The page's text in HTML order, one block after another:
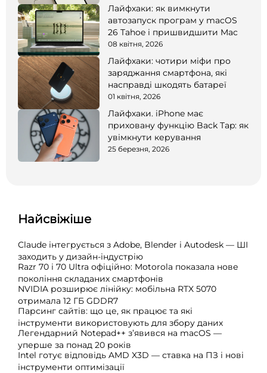
Лайфхаки: як вимкнути
автозапуск програм у macOS
26 Tahoe і пришвидшити Mac
08 квітня, 2026
Лайфхаки: чотири міфи про
заряджання смартфона, які
насправді шкодять батареї
01 квітня, 2026
Лайфхаки. iPhone має
приховану функцію Back Tap: як
увімкнути керування
25 березня, 2026
Найсвіжіше
Claude інтегрується з Adobe, Blender і Autodesk — ШІ
заходить у дизайн-індустрію
Razr 70 і 70 Ultra офіційно: Motorola показала нове
покоління складаних смартфонів
NVIDIA розширює лінійку: мобільна RTX 5070
отримала 12 ГБ GDDR7
Парсинг сайтів: що це, як працює та які
інструменти використовують для збору даних
Легендарний Notepad++ з’явився на macOS —
уперше за понад 20 років
Intel готує відповідь AMD X3D — ставка на ПЗ і нові
інструменти оптимізації